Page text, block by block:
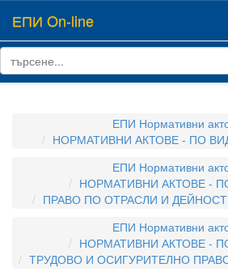
ЕПИ On-line
ЕПИ Нормативни
НОРМАТИВНИ АКТОВЕ - ПО
ЕПИ Нормативни
НОРМАТИВНИ АКТОВЕ -
ПРАВО ПО ОТРАСЛИ И
ЕПИ Нормативни
НОРМАТИВНИ АКТОВЕ -
ТРУДОВО И ОСИГУРИТЕЛНО